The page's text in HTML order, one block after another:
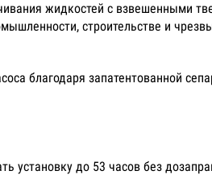
жидкостей с взвешенными
строительстве и
благодаря запатентованной
установку до 53 часов без